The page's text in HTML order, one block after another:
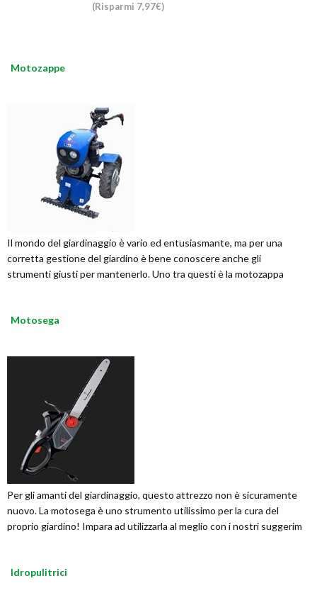
(Risparmi 7,97€)
Motozappe
Il mondo del giardinaggio è vario ed entusiasmante, ma per una
corretta gestione del giardino è bene conoscere anche gli
strumenti giusti per mantenerlo. Uno tra questi è la motozappa
Motosega
Per gli amanti del giardinaggio, questo attrezzo non è sicuramente
nuovo. La motosega è uno strumento utilissimo per la cura del
proprio giardino! Impara ad utilizzarla al meglio con i nostri suggerim
Idropulitrici